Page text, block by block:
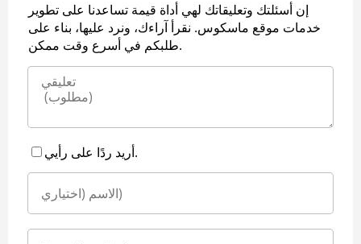
إن أسئلتك وتعليقاتك لهي أداة قيمة تساعدنا على تطوير
خدمات موقع ماسكوس. نقرأ آراءك، ونرد عليها، بناء على
طلبكم في أسرع وقت ممكن.
أريد ردًا على رأيي.